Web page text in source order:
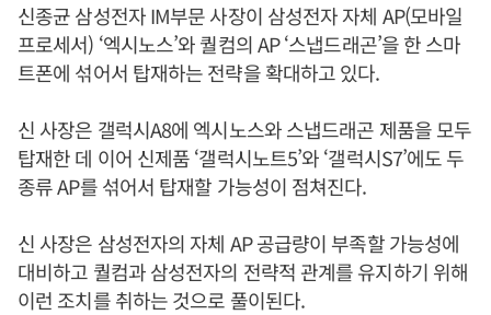
신종균 삼성전자 IM부문 사장이 삼성전자 자체 AP(모바일
프로세서) ‘엑시노스’와 퀄컴의 AP ‘스냅드래곤’을 한 스마
트폰에 섞어서 탑재하는 전략을 확대하고 있다.
신 사장은 갤럭시A8에 엑시노스와 스냅드래곤 제품을 모두
탑재한 데 이어 신제품 ‘갤럭시노트5’와 ‘갤럭시S7’에도 두
종류 AP를 섞어서 탑재할 가능성이 점쳐진다.
신 사장은 삼성전자의 자체 AP 공급량이 부족할 가능성에
대비하고 퀄컴과 삼성전자의 전략적 관계를 유지하기 위해
이런 조치를 취하는 것으로 풀이된다.